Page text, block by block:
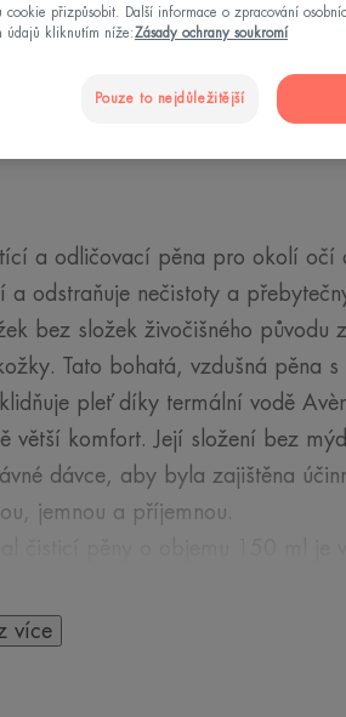
Flakon s pumpičkou
NAJÍT OBCHOD
a odličovací pěna pro okolí očí
a odstraňuje nečistoty a
bez složek živočišného původu
Tato bohatá, vzdušná pěna
pleť díky termální vodě
větší komfort. Její složení bez
dávce, aby byla zajištěna
jemnou a příjemnou.
více
přizpůsobit. Další informace o zpracování
údajů kliknutím níže:Zásady ochrany soukromí
Pouze to nejdůležitější